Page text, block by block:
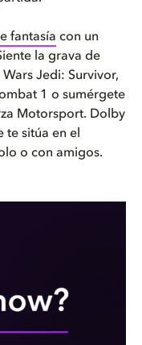
fantasía con un
la grava de
Jedi: Survivor,
1 o sumérgete
Motorsport. Dolby
te sitúa en el
o con amigos.